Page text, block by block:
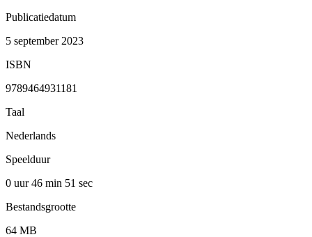
Publicatiedatum
5 september 2023
ISBN
9789464931181
Taal
Nederlands
Speelduur
0 uur 46 min 51 sec
Bestandsgrootte
64 MB